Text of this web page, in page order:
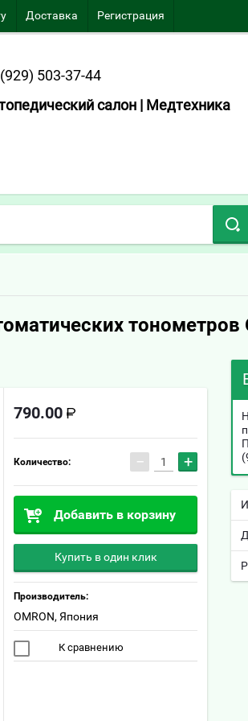
Доставка Регистрация
503-37-44
салон | Медтехника
тонометров
790.00
Количество: − +
Добавить в корзину
Купить в один клик
Производитель:
OMRON, Япония
К сравнению